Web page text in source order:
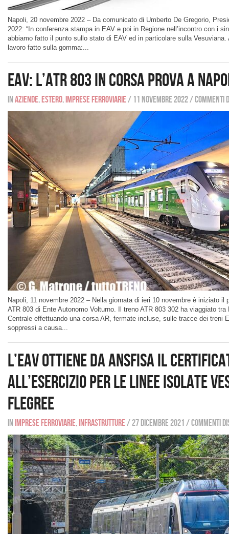
Napoli, 20 novembre 2022 – Da comunicato di Umberto De Gregorio,
2022: “In conferenza stampa in EAV e poi in Regione nell’incontro con i
abbiamo fatto il punto sullo stato di EAV ed in particolare sulla Vesuviana.
lavoro fatto sulla gomma:...
EAV: l’ATR 803 in corsa prova a
InAziende,Estero,Imprese ferroviarie/ 11 novembre 2022/Commenti
Napoli, 11 novembre 2022 – Nella giornata di ieri 10 novembre è iniziato il
ATR 803 di Ente Autonomo Volturno. Il treno ATR 803 302 ha viaggiato
Centrale effettuando una corsa AR, fermate incluse, sulle tracce dei treni
soppressi a causa...
L’EAV ottiene da ANSFISA il
all’Esercizio per le linee isolate
Flegree
InImprese ferroviarie,Infrastrutture/27 dicembre 2021/Commenti